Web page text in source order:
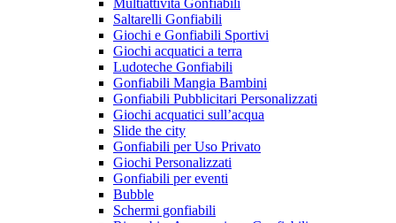
Multiattività Gonfiabili
Saltarelli Gonfiabili
Giochi e Gonfiabili Sportivi
Giochi acquatici a terra
Ludoteche Gonfiabili
Gonfiabili Mangia Bambini
Gonfiabili Pubblicitari Personalizzati
Giochi acquatici sull’acqua
Slide the city
Gonfiabili per Uso Privato
Giochi Personalizzati
Gonfiabili per eventi
Bubble
Schermi gonfiabili